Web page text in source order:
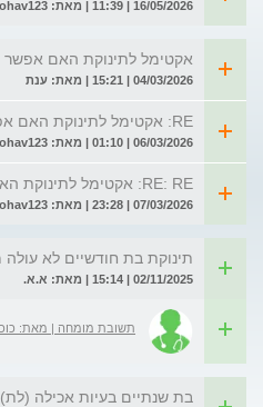
16/05/2026 | 11:39 | מאת: Cohav123
אקטימל לתינוקת האם אפשר
04/03/2026 | 15:21 | מאת: ענת
RE: אקטימל לתינוקת האם אפשר
06/03/2026 | 01:10 | מאת: Cohav123
RE: RE: אקטימל לתינוקת האם אפשר
07/03/2026 | 23:28 | מאת: cohav123
תינוקת בת חודשיים לא
02/11/2025 | 15:14 | מאת: א.א.
תשובת מומחה | מאת:
בת שנתיים בעיות אכילה (לת)